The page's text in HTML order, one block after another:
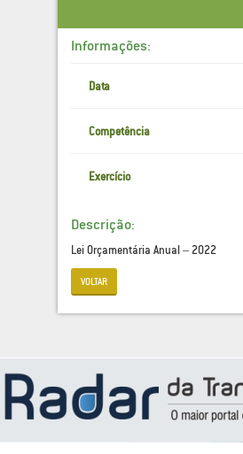
Informações:
Data
Competência
Exercício
Descrição:
Lei Orçamentária Anual – 2022
VOLTAR